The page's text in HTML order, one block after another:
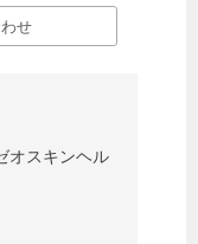
せ
オスキンヘル